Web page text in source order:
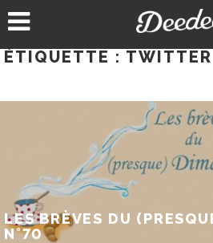
au
ÉTIQUETTE :
LES BRÈVES DU
N°70